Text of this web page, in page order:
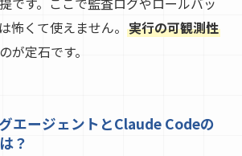
怖くて使えません。 実行の可観測性
が定石です。
エージェントとClaude Codeの
？